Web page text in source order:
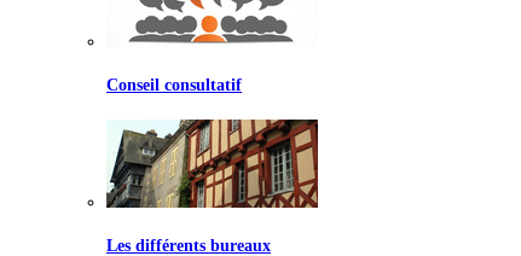
Conseil consultatif
Les différents bureaux